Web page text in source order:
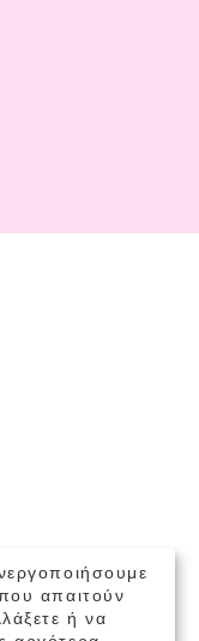
απαιτούν
ή να